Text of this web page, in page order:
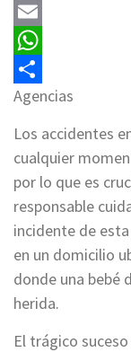
Twitter
Email
WhatsApp
Compartir
Agencias
Los accidentes
cualquier
por lo que es
responsable
incidente de
en un domicilio
donde una bebé
herida.
El trágico